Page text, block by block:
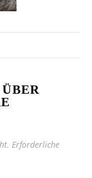
Erforderliche